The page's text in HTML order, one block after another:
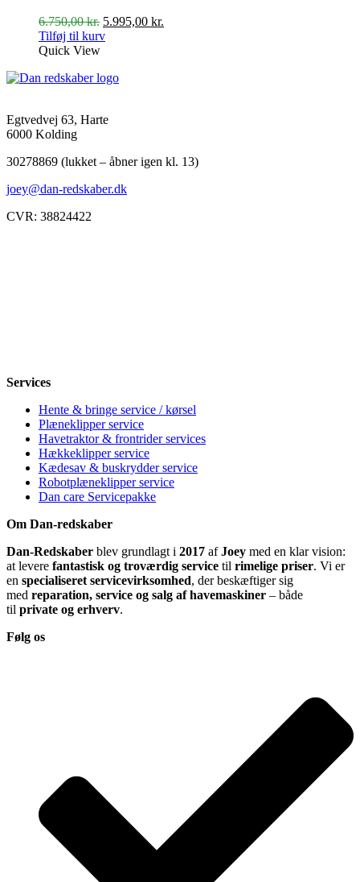
6.750,00kr. Den
oprindelige
6.750,00 kr..
5.995,00 kr.
Tilføj til kurv
Quick View
Egtvedvej 63, Harte
6000 Kolding
30278869 (lukket – åbner igen kl. 13)
joey@dan-redskaber.dk
CVR: 38824422
Services
Hente & bringe service / kørsel
Plæneklipper service
Havetraktor & frontrider services
Hækkeklipper service
Kædesav & buskrydder service
Robotplæneklipper service
Dan care Servicepakke
Om Dan-redskaber
Dan-Redskaber blev grundlagt i 2017 afJoey med en klar vision:
at levere fantastisk og troværdig service til rimelige priser. Vi er
en specialiseret servicevirksomhed, der beskæftiger sig
med reparation, service og salg af havemaskiner – både
til private og erhverv.
Følg os